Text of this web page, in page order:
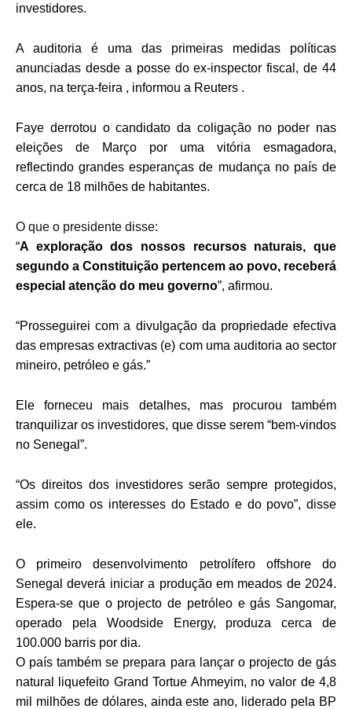
investidores.
A auditoria é uma das primeiras medidas políticas
anunciadas desde a posse do ex-inspector fiscal, de 44
anos, na terça-feira , informou a Reuters .
Faye derrotou o candidato da coligação no poder nas
eleições de Março por uma vitória esmagadora,
reflectindo grandes esperanças de mudança no país de
cerca de 18 milhões de habitantes.
O que o presidente disse:
“A exploração dos nossos recursos naturais, que
segundo a Constituição pertencem ao povo, receberá
especial atenção do meu governo”, afirmou.
“Prosseguirei com a divulgação da propriedade efectiva
das empresas extractivas (e) com uma auditoria ao sector
mineiro, petróleo e gás.”
Ele forneceu mais detalhes, mas procurou também
tranquilizar os investidores, que disse serem “bem-vindos
no Senegal”.
“Os direitos dos investidores serão sempre protegidos,
assim como os interesses do Estado e do povo”, disse
ele.
O primeiro desenvolvimento petrolífero offshore do
Senegal deverá iniciar a produção em meados de 2024.
Espera-se que o projecto de petróleo e gás Sangomar,
operado pela Woodside Energy, produza cerca de
100.000 barris por dia.
O país também se prepara para lançar o projecto de gás
natural liquefeito Grand Tortue Ahmeyim, no valor de 4,8
mil milhões de dólares, ainda este ano, liderado pela BP